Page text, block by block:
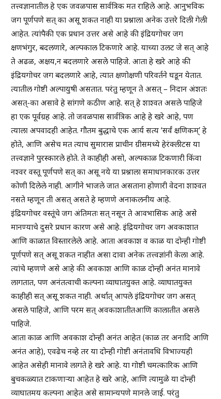
तत्त्वज्ञानातील हे एक जवळपास सार्वत्रिक मत राहिले आहे. आनुभविक
जग पूर्णपणे सत् का असू शकत नाही या प्रश्नाला अनेक उत्तरे दिली गेली
आहेत. त्यांपैकी एक प्रधान उत्तर असे आहे की इंद्रियगोचर जग
क्षणभंगुर, बदलणारे, अल्पकाल टिकणारे आहे. याच्या उलट जे सत् आहे
ते अढळ, अक्षय,न बदलणारे असले पाहिजे. आता हे खरे आहे की
इंद्रियगोचर जग बदलणारे आहे, त्यात क्षणोक्षणी परिवर्तने घडून येतात.
त्यातील गोष्टी अल्पायुषी असतात. परंतु म्हणून ते असत् – निदान अंशतः
असत्-का असावे हे सांगणे कठीण आहे. सत् हे शाश्वत असले पाहिजे
हा एक पूर्वग्रह आहे. तो जवळपास सार्वत्रिक आहे हे खरे आहे, पण
त्याला अपवादही आहेत. गौतम बुद्धाचे एक आर्य सत्य ‘सर्वं क्षणिकम्’ हे
होते, आणि असेच मत त्याच सुमारास प्राचीन ग्रीसमध्ये हेरंक्लीटस या
तत्त्वज्ञाने पुरस्कारले होते. ते काहीही असो, अल्पकाळ टिकणारी किंवा
नश्वर वस्तू पूर्णपणे सत् का असू नये या प्रश्नाला समाधानकारक उत्तर
कोणी दिलेले नाही. आगीने भाजले जात असताना होणारी वेदना शाश्वत
नसते म्हणून ती असत् असते हे म्हणणे अनाकलनीय आहे.
इंद्रियगोचर वस्तूंचे जग अंतिमतः सत् नसून ते आवभासिक आहे असे
मानण्याचे दुसरे प्रधान कारण असे आहे. इंद्रियगोचर जग अवकाशात
आणि काळात विस्तारलेले आहे. आता अवकाश व काळ या दोन्ही गोष्टी
पूर्णपणे सत् असू शकत नाहीत असा दावा अनेक तत्त्वज्ञांनी केला आहे.
त्यांचे म्हणणे असे आहे की अवकाश आणि काळ दोन्ही अनंत मानावे
लागतात, पण अनंतत्वाची कल्पना व्याघातयुक्त आहे. व्याघातयुक्त
काहीही सत् असू शकत नाही. अर्थात् आपले इंद्रियगोचर जग असत्
असले पाहिजे, आणि परम सत् अवकाशातीतआणि कालातीत असले
पाहिजे.
आता काळ आणि अवकाश दोन्ही अनंत आहेत (काळ तर अनादि आणि
अनंत आहे), एवढेच नव्हे तर या दोन्ही गोष्टी अनंतावधि विभाज्यही
आहेत असेही मानावे लागते हे खरे आहे. या गोष्टी चमत्कारिक आणि
बुचकळ्यात टाकणार्‍या आहेत हे खरे आहे, आणि त्यामुळे या दोन्ही
व्याघातमय कल्पना आहेत असे सामान्यपणे मानले जाई. परंतु